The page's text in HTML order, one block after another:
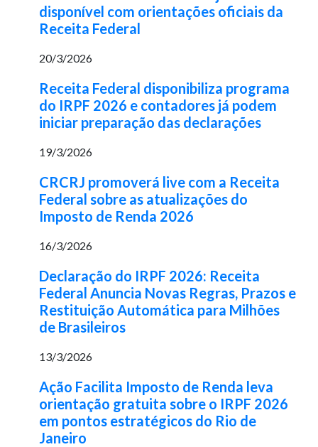
disponível com orientações oficiais da
Receita Federal
20/3/2026
Receita Federal disponibiliza programa
do IRPF 2026 e contadores já podem
iniciar preparação das declarações
19/3/2026
CRCRJ promoverá live com a Receita
Federal sobre as atualizações do
Imposto de Renda 2026
16/3/2026
Declaração do IRPF 2026: Receita
Federal Anuncia Novas Regras, Prazos e
Restituição Automática para Milhões
de Brasileiros
13/3/2026
Ação Facilita Imposto de Renda leva
orientação gratuita sobre o IRPF 2026
em pontos estratégicos do Rio de
Janeiro